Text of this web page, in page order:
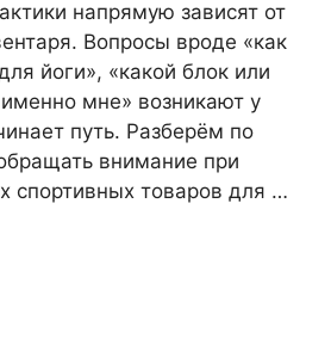
напрямую зависят от
Вопросы вроде «как
йоги», «какой блок или
мне» возникают у
путь. Разберём по
внимание при
спортивных товаров для …